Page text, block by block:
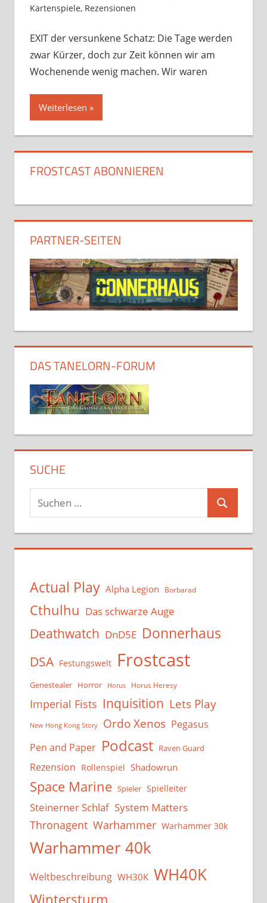
Kartenspiele, Rezensionen
EXIT der versunkene Schatz: Die Tage werden
zwar Kürzer, doch zur Zeit können wir am
Wochenende wenig machen. Wir waren
Weiterlesen
FROSTCAST ABONNIEREN
PARTNER-SEITEN
DAS TANELORN-FORUM
SUCHE
Suchen
nach:
Suchen
Actual Play Alpha Legion Borbarad
Cthulhu Das schwarze Auge
Deathwatch DnD5E Donnerhaus
DSA Festungswelt Frostcast
Genestealer Horror Horus Horus Heresy
Imperial Fists Inquisition Lets Play
New Hong Kong Story Ordo Xenos Pegasus
Pen and Paper Podcast Raven Guard
Rezension Rollenspiel Shadowrun
Space Marine Spieler Spielleiter
Steinerner Schlaf System Matters
Thronagent Warhammer Warhammer 30k
Warhammer 40k
Weltbeschreibung WH30K WH40K
Wintersturm